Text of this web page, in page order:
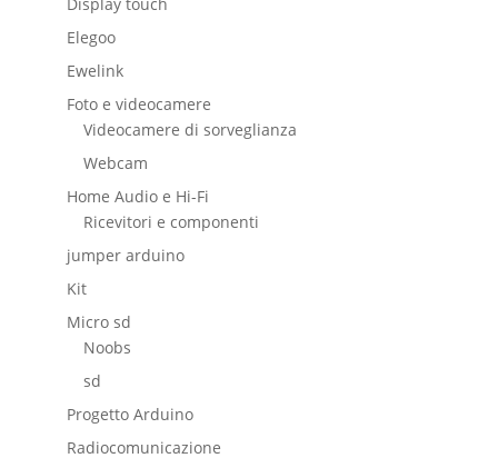
Elegoo
Ewelink
Foto e videocamere
Videocamere di sorveglianza
Webcam
Home Audio e Hi-Fi
Ricevitori e componenti
jumper arduino
Kit
Micro sd
Noobs
sd
Progetto Arduino
Radiocomunicazione